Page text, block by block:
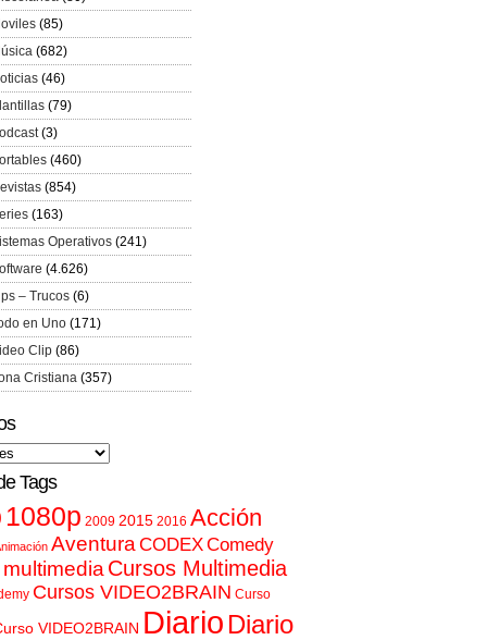
(85)
(682)
(46)
(79)
(3)
(460)
(854)
(163)
Operativos (241)
(4.626)
– Trucos (6)
en Uno (171)
Clip (86)
Cristiana (357)
Tags
1080p 2009 2015 2016 Acción
AventuraCODEXComedy
Cursos Multimedia
Cursos VIDEO2BRAIN Curso
VIDEO2BRAIN Diario Diario